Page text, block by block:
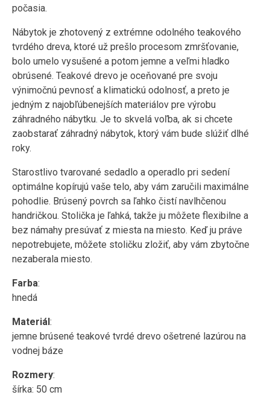
počasia.
Nábytok je zhotovený z extrémne odolného teakového
tvrdého dreva, ktoré už prešlo procesom zmršťovanie,
bolo umelo vysušené a potom jemne a veľmi hladko
obrúsené. Teakové drevo je oceňované pre svoju
výnimočnú pevnosť a klimatickú odolnosť, a preto je
jedným z najobľúbenejších materiálov pre výrobu
záhradného nábytku. Je to skvelá voľba, ak si chcete
zaobstarať záhradný nábytok, ktorý vám bude slúžiť dlhé
roky.
Starostlivo tvarované sedadlo a operadlo pri sedení
optimálne kopírujú vaše telo, aby vám zaručili maximálne
pohodlie. Brúsený povrch sa ľahko čistí navlhčenou
handričkou. Stolička je ľahká, takže ju môžete flexibilne a
bez námahy presúvať z miesta na miesto. Keď ju práve
nepotrebujete, môžete stoličku zložiť, aby vám zbytočne
nezaberala miesto.
Farba:
hnedá
Materiál:
jemne brúsené teakové tvrdé drevo ošetrené lazúrou na
vodnej báze
Rozmery:
šírka: 50 cm